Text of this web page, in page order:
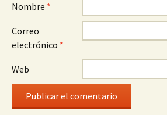
Nombre *
Correo
electrónico *
Web